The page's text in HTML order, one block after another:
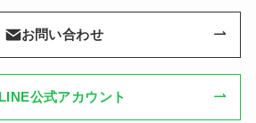
お問い合わせ
LINE公式アカウント